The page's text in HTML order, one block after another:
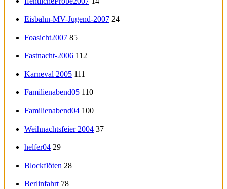
Eisbahn-MV-Jugend-2007 24
Foasicht2007 85
Fastnacht-2006 112
Karneval 2005 111
Familienabend05 110
Familienabend04 100
Weihnachtsfeier 2004 37
helfer04 29
Blockflöten 28
Berlinfahrt 78